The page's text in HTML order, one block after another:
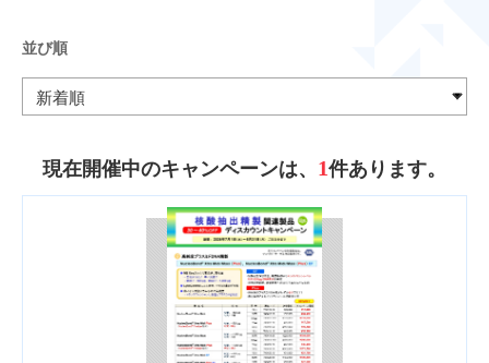
並び順
現在開催中のキャンペーンは、 1件あります。